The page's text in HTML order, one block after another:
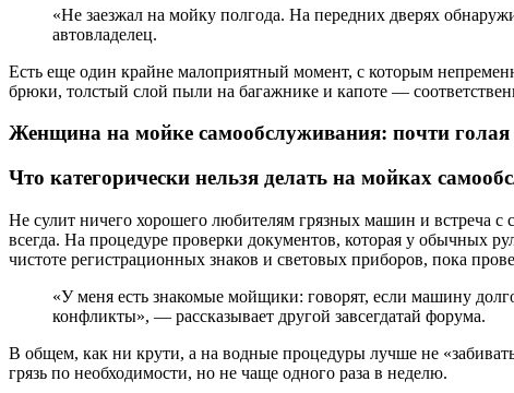
«Не заезжал на мойку полгода. На передних дверях
автовладелец.
Есть еще один крайне малоприятный момент, с которым
брюки, толстый слой пыли на багажнике и капоте —
Женщина на мойке самообслуживания: почти
Что категорически нельзя делать на мойках
Не сулит ничего хорошего любителям грязных машин и встреча
всегда. На процедуре проверки документов, которая у обычных
чистоте регистрационных знаков и световых приборов, пока
«У меня есть знакомые мойщики: говорят, если машину
конфликты», — рассказывает другой завсегдатай форума.
В общем, как ни крути, а на водные процедуры лучше не
грязь по необходимости, но не чаще одного раза в неделю.